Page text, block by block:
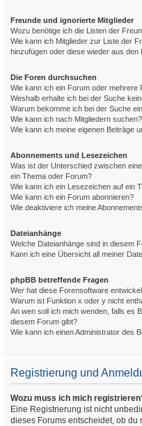
Freunde und ignorierte Mitglieder
Wozu benötige ich die Listen der
Wie kann ich Mitglieder zur Liste der
hinzufügen oder diese wieder aus den
Die Foren durchsuchen
Wie kann ich ein Forum oder mehrere
Weshalb erhalte ich bei der Suche
Warum bekomme ich bei der Suche
Wie kann ich nach Mitgliedern suchen?
Wie kann ich meine eigenen Beiträge
Abonnements und Lesezeichen
Was ist der Unterschied zwischen
ein Thema oder Forum?
Wie kann ich ein Lesezeichen auf ein
Wie kann ich ein Forum abonnieren?
Wie deaktiviere ich meine
Dateianhänge
Welche Dateianhänge sind in diesem
Kann ich eine Übersicht all meiner
phpBB betreffende Fragen
Wer hat diese Forensoftware
Warum ist Funktion x oder y nicht
An wen soll ich mich wenden, falls es
diesem Forum gibt?
Wie kann ich einen Administrator des
Registrierung und
Wozu muss ich mich
Eine Registrierung ist nicht
dieses Forums entscheidet, ob du